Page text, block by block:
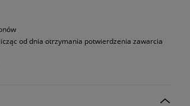
od dnia otrzymania potwierdzenia zawarcia